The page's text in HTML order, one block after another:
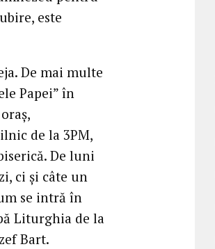
este
De mai multe
Papei” în
de la 3PM,
De luni
ci şi câte un
se intră în
Liturghia de la
Bart.